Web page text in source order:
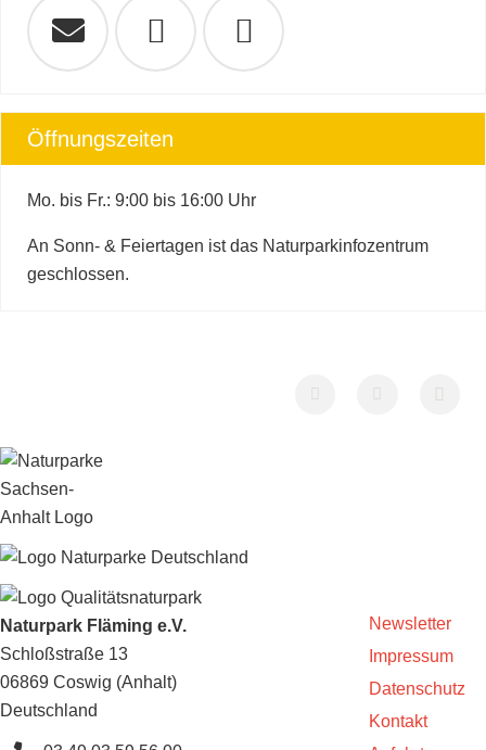
Öffnungszeiten
Mo. bis Fr.: 9:00 bis 16:00 Uhr
An Sonn- & Feiertagen ist das Naturparkinfozentrum
geschlossen.
Naturpark Fläming e.V.
Schloßstraße 13
06869 Coswig (Anhalt)
Deutschland
Newsletter
Impressum
Datenschutz
Kontakt